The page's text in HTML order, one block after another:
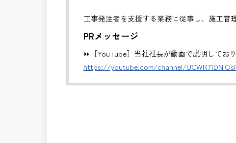
工事発注者を支援する業務に従事し、施工管
更などの支援を行います。
※基本的に、土日祝祭日は、休日となります。
＊受注が多く、増員募集しております。
PRメッセージ
⏩［YouTube］当社社長が動画で説明しており
https://youtube.com/channel/